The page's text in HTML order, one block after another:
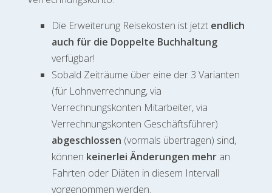
Die Erweiterung Reisekosten ist jetzt endlich
auch für die Doppelte Buchhaltung
verfügbar!
Sobald Zeiträume über eine der 3 Varianten
(für Lohnverrechnung, via
Verrechnungskonten Mitarbeiter, via
Verrechnungskonten Geschäftsführer)
abgeschlossen (vormals übertragen) sind,
können keinerlei Änderungen mehr an
Fahrten oder Diäten in diesem Intervall
vorgenommen werden.